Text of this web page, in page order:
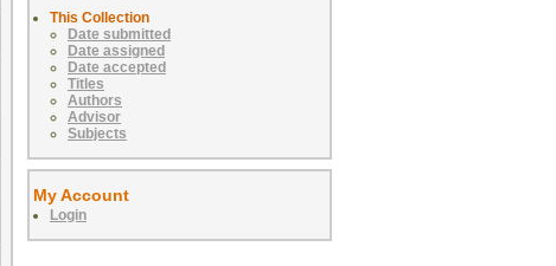
This Collection
Date submitted
Date assigned
Date accepted
Titles
Authors
Advisor
Subjects
My Account
Login